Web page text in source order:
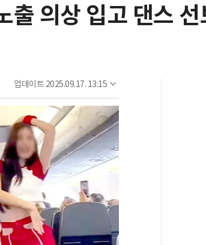
의상 입고 댄스 선
업데이트 2025.09.17. 13:15